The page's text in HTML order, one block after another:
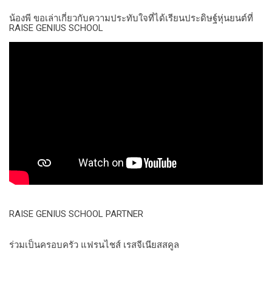
น้องพี ขอเล่าเกี่ยวกับความประทับใจที่ได้เรียนประดิษฐ์หุ่นยนต์ที่
RAISE GENIUS SCHOOL
RAISE GENIUS SCHOOL PARTNER
ร่วมเป็นครอบครัว แฟรนไชส์ เรสจีเนียสสคูล